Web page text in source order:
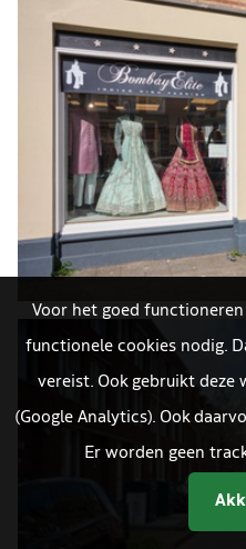
Voor het goed
functionele cookies nodig.
vereist. Ook gebruikt deze
(Google Analytics). Ook
Er worden geen